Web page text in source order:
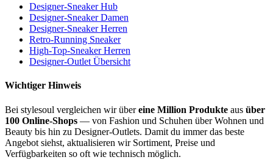
Designer-Sneaker Hub
Designer-Sneaker Damen
Designer-Sneaker Herren
Retro-Running Sneaker
High-Top-Sneaker Herren
Designer-Outlet Übersicht
Wichtiger Hinweis
Bei stylesoul vergleichen wir übereine Million Produkte aus über
100 Online-Shops — von Fashion und Schuhen über Wohnen und
Beauty bis hin zu Designer-Outlets. Damit du immer das beste
Angebot siehst, aktualisieren wir Sortiment, Preise und
Verfügbarkeiten so oft wie technisch möglich.